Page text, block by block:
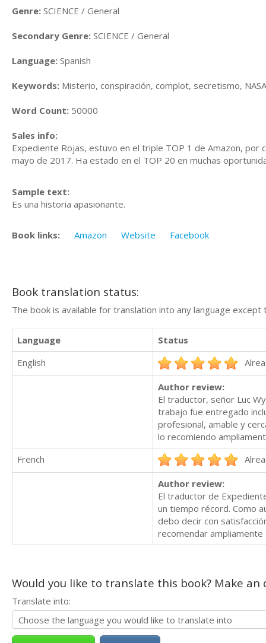
Genre: SCIENCE / General
Secondary Genre: SCIENCE / General
Language: Spanish
Keywords: Misterio, conspiración, complot, secretismo, NASA
Word Count: 50000
Sales info:
Expediente Rojas, estuvo en el triple TOP 1 de Amazon, por
mayo de 2017. Ha estado en el TOP 20 en muchas
Sample text:
Es una historia apasionante.
Book links: Amazon Website Facebook
Book translation status:
The book is available for translation into any language
Language
Status
English
Author review:
El traductor, señor Luc
trabajo fue entregado
profesional, amable y
lo recomiendo
French
Author review:
El traductor de
un tiempo récord. Como
debo decir con
recomendar
Would you like to translate this book? Make
Translate into: